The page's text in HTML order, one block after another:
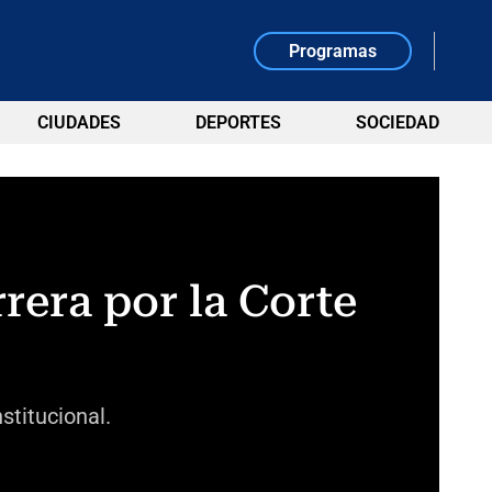
Programas
CIUDADES DEPORTES SOCIEDAD
por la Corte